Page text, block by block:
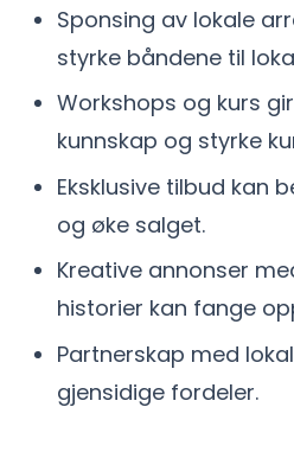
Sponsing av lokale
styrke båndene til
Workshops og kurs
kunnskap og styrke
Eksklusive tilbud kan
og øke salget.
Kreative annonser
historier kan fange
Partnerskap med
gjensidige fordeler.